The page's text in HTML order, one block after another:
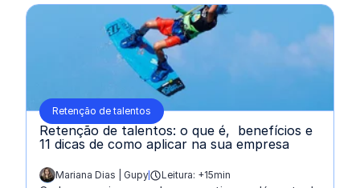
Retenção de talentos
Retenção de talentos: o que é, benefícios e
11 dicas de como aplicar na sua empresa
escrito por:
Mariana Dias | Gupy Leitura: +15min